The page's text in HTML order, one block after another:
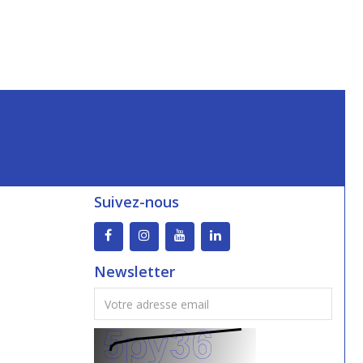
Suivez-nous
Newsletter